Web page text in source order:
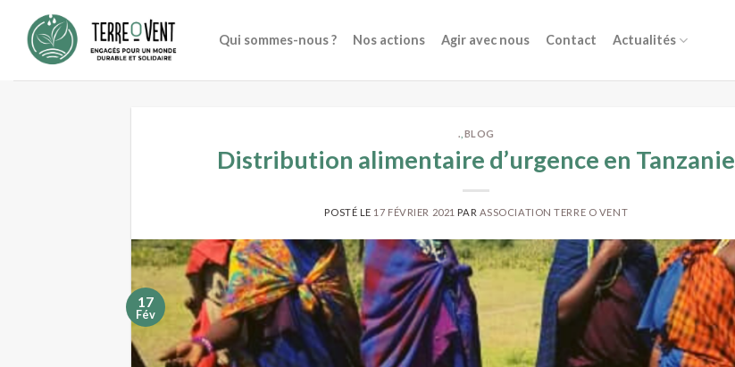
content
Qui sommes-nous ? Nos actions Agir avec nous Contact Actualités
. BLOG
Distribution alimentaire d’urgence en Tanzanie
POSTÉ LE 17 FÉVRIER 2021 PAR ASSOCIATION TERRE O VENT
17
Fév